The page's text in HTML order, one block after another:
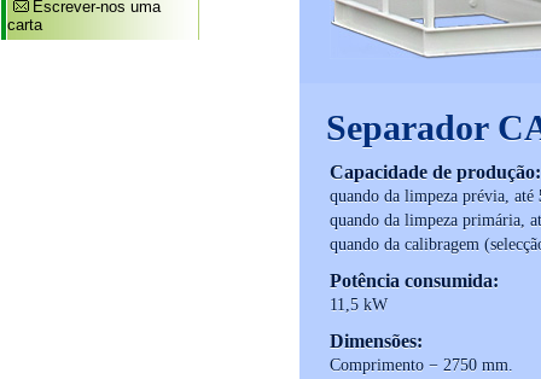
Escrever-nos uma
carta
Separador
Capacidade de produção:
quando da limpeza prévia, até
quando da limpeza primária,
quando da calibragem
Potência consumida:
11,5 kW
Dimensões:
Comprimento − 2750 mm.